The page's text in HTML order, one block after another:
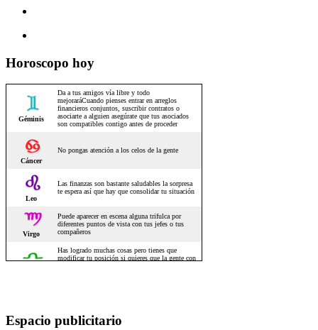
Horoscopo hoy
Espacio publicitario